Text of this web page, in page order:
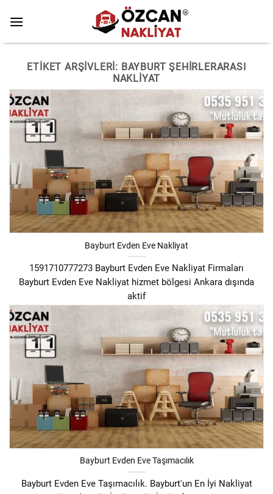
ETIKET ARŞIVLERI: BAYBURT ŞEHIRLERARASI
NAKLIYAT
Bayburt Evden Eve Nakliyat
1591710777273 Bayburt Evden Eve Nakliyat Firmaları
Bayburt Evden Eve Nakliyat hizmet bölgesi Ankara dışında
aktif
Bayburt Evden Eve Taşımacılık
Bayburt Evden Eve Taşımacılık. Bayburt'un En İyi Nakliyat